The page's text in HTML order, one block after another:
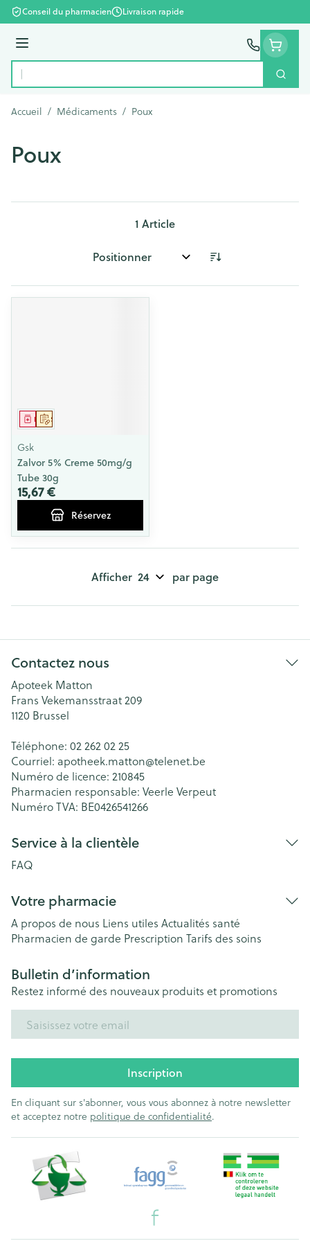
Aller au contenu
Conseil du pharmacien Livraison rapide
Menu
Rechercher
Accueil / Médicaments / Poux
Poux
1 Article
Trier par:
Sur prescription
Médicament
Gsk
Zalvor 5% Creme 50mg/g
Tube 30g
15,67 €
Réservez
Afficher par page
Contactez nous
Apoteek Matton
Frans Vekemansstraat 209
1120 Brussel
Téléphone: 02 262 02 25
Courriel: apotheek.matton@telenet.be
Numéro de licence: 210845
Pharmacien responsable: Veerle Verpeut
Numéro TVA: BE0426541266
Service à la clientèle
FAQ
Votre pharmacie
A propos de nous Liens utiles Actualités santé
Pharmacien de garde Prescription Tarifs des soins
Bulletin d’information
Restez informé des nouveaux produits et promotions
Inscription
En cliquant sur s'abonner, vous vous abonnez à notre newsletter
et acceptez notre politique de confidentialité.